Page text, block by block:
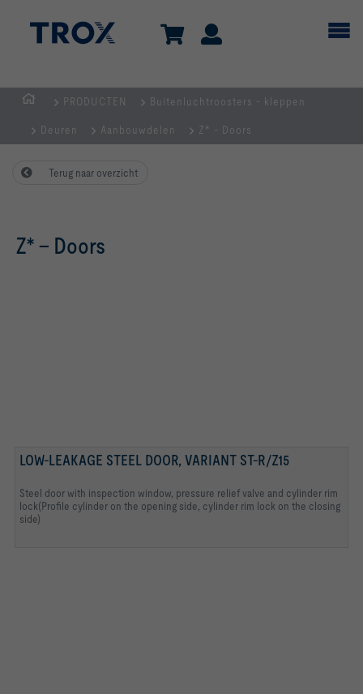
PRODUCTEN Buitenluchtroosters - kleppen
Deuren Aanbouwdelen Z* - Doors
Terug naar overzicht
Z* – Doors
LOW-LEAKAGE STEEL DOOR, VARIANT ST-R/Z15
Steel door with inspection window, pressure relief valve and cylinder rim
lock(Profile cylinder on the opening side, cylinder rim lock on the closing
side)